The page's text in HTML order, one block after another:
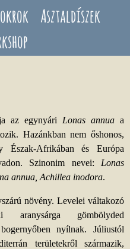
Asztaldíszek
az egynyári Lonas annua a
Hazánkban nem őshonos,
Afrikában és Európa
Szinonim nevei: Lonas
annua, Achillea inodora.
növény. Levelei váltakozó
aranysárga gömbölyded
nyílnak. Júliustól
területekről származik,